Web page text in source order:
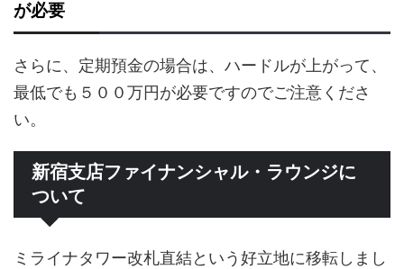
が必要
さらに、定期預金の場合は、ハードルが上がって、
最低でも５００万円が必要ですのでご注意くださ
い。
新宿支店ファイナンシャル・ラウンジに
ついて
ミライナタワー改札直結という好立地に移転しまし